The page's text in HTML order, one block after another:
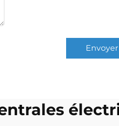
Envoyer